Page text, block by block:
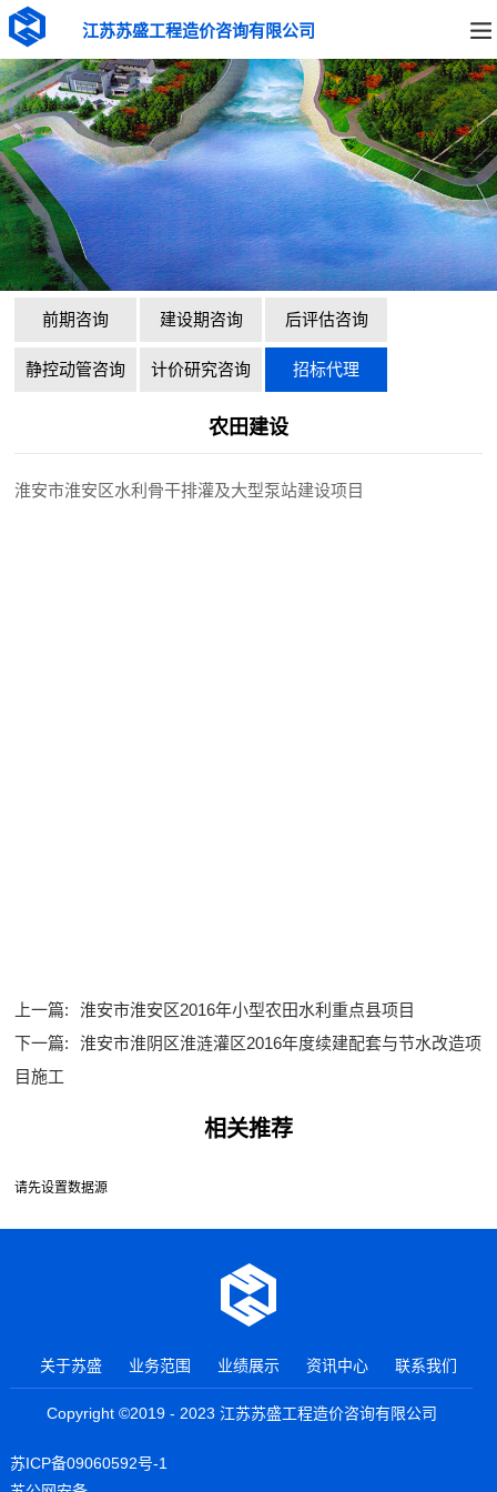
江苏苏盛工程造价咨询有限公司
前期咨询 建设期咨询 后评估咨询
静控动管咨询 计价研究咨询 招标代理
农田建设
淮安市淮安区水利骨干排灌及大型泵站建设项目
上一篇:
淮安市淮安区2016年小型农田水利重点县项目
下一篇:
淮安市淮阴区淮涟灌区2016年度续建配套与节水改造项
目施工
相关推荐
请先设置数据源
关于苏盛 业务范围 业绩展示 资讯中心 联系我们
Copyright ©2019 - 2023 江苏苏盛工程造价咨询有限公司
苏ICP备09060592号-1